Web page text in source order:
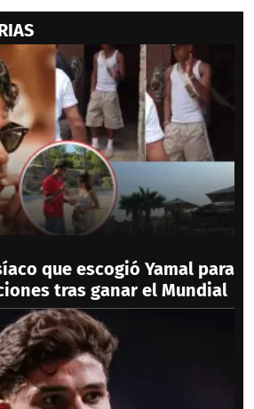
que escogió Yamal para
tras ganar el Mundial